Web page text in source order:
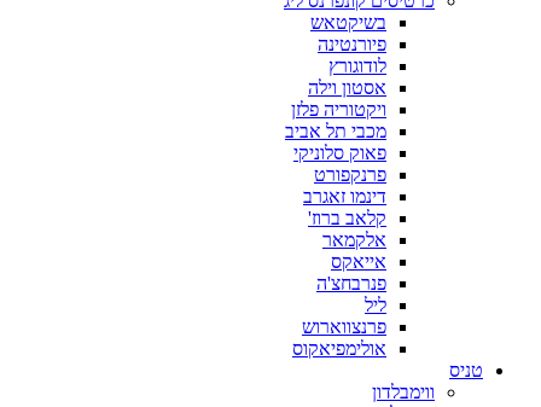
בשיקטאש
פיורנטינה
לודוגורץ
אסטון וילה
ויקטוריה פלזן
מכבי תל אביב
פאוק סלוניקי
פרנקפורט
דינמו זאגרב
קלאב ברוז'
אלקמאר
אייאקס
פנרבחצ'ה
ליל
פרנצווארוש
אולימפיאקוס
טניס
ווימבלדון